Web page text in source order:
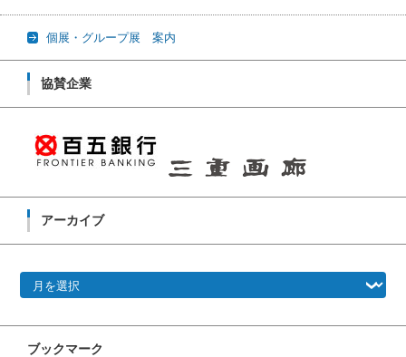
個展・グループ展 案内
協賛企業
アーカイブ
ブックマーク